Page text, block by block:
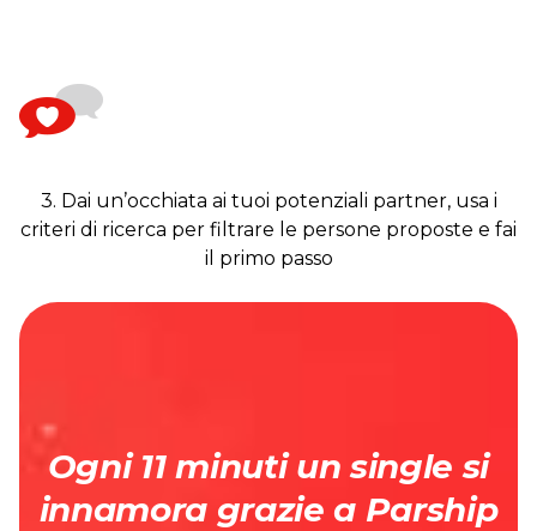
3. Dai un’occhiata ai tuoi potenziali partner, usa i
criteri di ricerca per filtrare le persone proposte e fai
il primo passo
Ogni 11 minuti un single si
innamora grazie a Parship